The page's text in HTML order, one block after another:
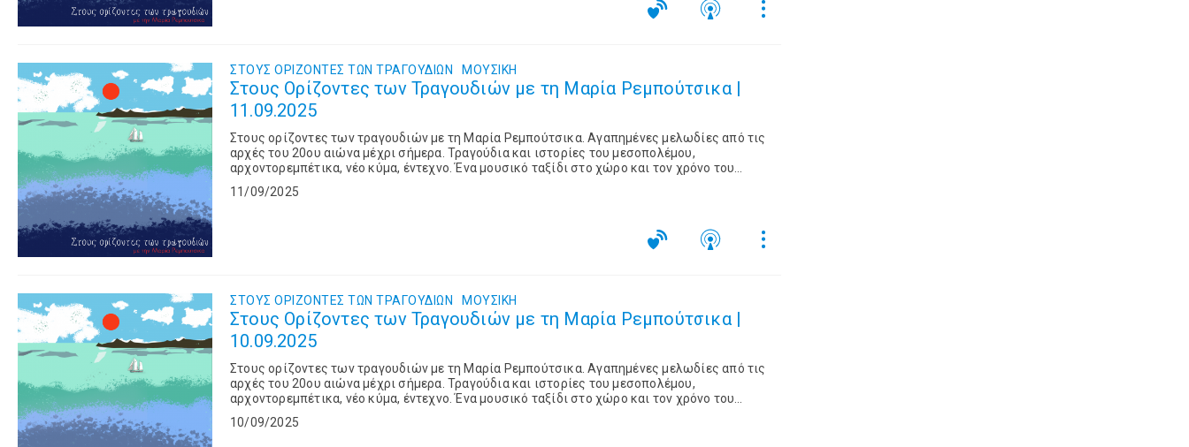
ΣΤΟΥΣ OΡΙΖΟΝΤΕΣ ΤΩΝ TΡΑΓΟΥΔΙΩΝ ΜΟΥΣΙΚΉ
Στους Ορίζοντες των Τραγουδιών με τη Μαρία Ρεμπούτσικα |
11.09.2025
Στους ορίζοντες των τραγουδιών με τη Μαρία Ρεμπούτσικα. Αγαπημένες μελωδίες από τις
αρχές του 20ου αιώνα μέχρι σήμερα. Τραγούδια και ιστορίες του μεσοπολέμου,
αρχοντορεμπέτικα, νέο κύμα, έντεχνο. Ένα μουσικό ταξίδι στο χώρο και τον χρόνο του
11/09/2025
ΣΤΟΥΣ OΡΙΖΟΝΤΕΣ ΤΩΝ TΡΑΓΟΥΔΙΩΝ ΜΟΥΣΙΚΉ
Στους Ορίζοντες των Τραγουδιών με τη Μαρία Ρεμπούτσικα |
10.09.2025
Στους ορίζοντες των τραγουδιών με τη Μαρία Ρεμπούτσικα. Αγαπημένες μελωδίες από τις
αρχές του 20ου αιώνα μέχρι σήμερα. Τραγούδια και ιστορίες του μεσοπολέμου,
αρχοντορεμπέτικα, νέο κύμα, έντεχνο. Ένα μουσικό ταξίδι στο χώρο και τον χρόνο του
10/09/2025